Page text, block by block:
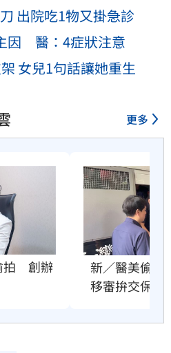
出院吃1物又掛急診
因 醫：4症狀注意
女兒1句話讓她重生
更多
　創辦
新／醫美偷拍
移審拚交保